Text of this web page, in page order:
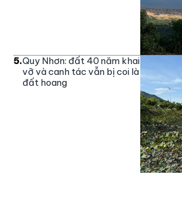
5.Quy Nhơn: đất 40 năm khai
vỡ và canh tác vẫn bị coi là
đất hoang